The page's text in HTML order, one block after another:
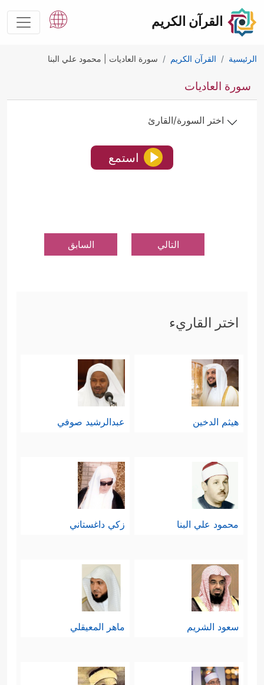
القرآن الكريم
الرئيسية القرآن الكريم سورة العاديات | محمود علي البنا
سورة العاديات
اختر السورة/القارئ
استمع
التالي السابق
اختر القاريء
هيثم الدخين عبدالرشيد صوفي
محمود علي البنا زكي داغستاني
سعود الشريم ماهر المعيقلي